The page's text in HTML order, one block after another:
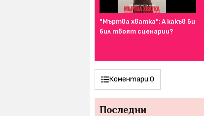
"Мъртва хватка": А какъв би
бил твоят сценарии?
Коментари:0
Последни